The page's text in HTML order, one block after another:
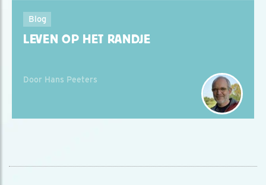
Blog
LEVEN OP HET RANDJE
Door Hans Peeters